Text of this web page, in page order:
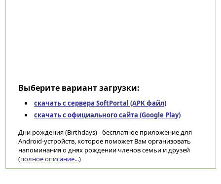
Выберите вариант загрузки:
скачать с сервера SoftPortal (APK файл)
скачать с официального сайта (Google Play)
Дни рождения (Birthdays) - бесплатное приложение для
Android-устройств, которое поможет Вам организовать
напоминания о днях рождении членов семьи и друзей
(полное описание...)